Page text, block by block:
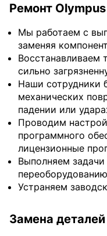
Ремонт Olympus
Мы работаем с
заменяя
Восстанавливаем
сильно
Наши сотрудники
механических
падении или
Проводим
программного
лицензионные
Выполняем
Устраняем
Замена деталей